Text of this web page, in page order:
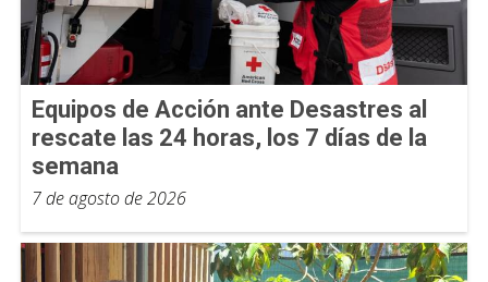
Equipos de Acción ante Desastres al
rescate las 24 horas, los 7 días de la
semana
7 de agosto de 2026